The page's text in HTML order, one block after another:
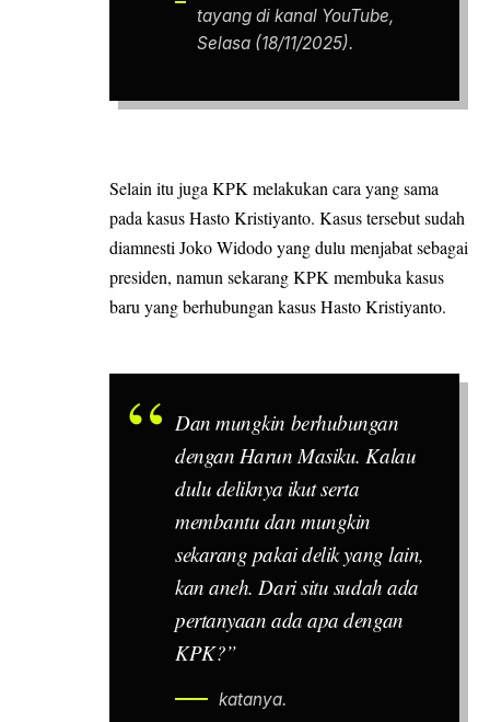
tayang di kanal YouTube,
Selasa (18/11/2025).
Selain itu juga KPK melakukan cara yang sama
pada kasus Hasto Kristiyanto. Kasus tersebut sudah
diamnesti Joko Widodo yang dulu menjabat sebagai
presiden, namun sekarang KPK membuka kasus
baru yang berhubungan kasus Hasto Kristiyanto.
Dan mungkin berhubungan
dengan Harun Masiku. Kalau
dulu deliknya ikut serta
membantu dan mungkin
sekarang pakai delik yang lain,
kan aneh. Dari situ sudah ada
pertanyaan ada apa dengan
KPK?”
katanya.